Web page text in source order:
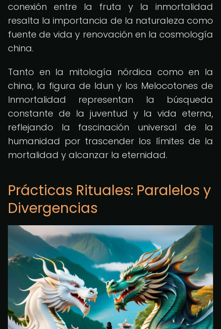
conexión entre la fruta y la inmortalidad
resalta la importancia de la naturaleza como
fuente de vida y renovación en la cosmología
china.
Tanto en la mitología nórdica como en la
china, la figura de Idun y los Melocotones de
Inmortalidad representan la búsqueda
constante de la juventud y la vida eterna,
reflejando la fascinación universal de la
humanidad por trascender los límites de la
mortalidad y alcanzar la eternidad.
Prácticas Rituales: Paralelos y
Divergencias